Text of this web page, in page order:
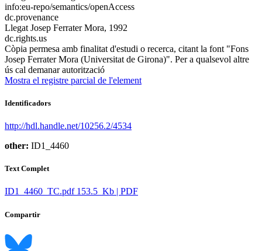
info:eu-repo/semantics/openAccess
dc.provenance
Llegat Josep Ferrater Mora, 1992
dc.rights.us
Còpia permesa amb finalitat d'estudi o recerca, citant la font "Fons
Josep Ferrater Mora (Universitat de Girona)". Per a qualsevol altre
ús cal demanar autorització
Mostra el registre parcial de l'element
Identificadors
http://hdl.handle.net/10256.2/4534
other: ID1_4460
Text Complet
ID1_4460_TC.pdf 153.5 Kb | PDF
Compartir